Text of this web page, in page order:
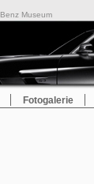
Museum
Fotogalerie